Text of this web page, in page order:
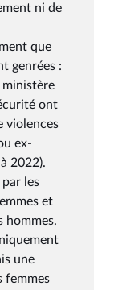
ni de
que
genrées :
ministère
ont
violences
ex-
2022).
les
et
hommes.
une
femmes